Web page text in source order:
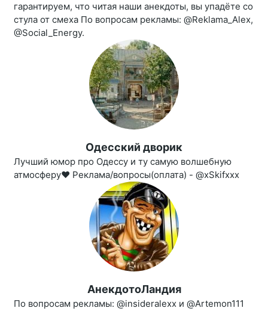
гарантируем, что читая наши анекдоты, вы упадёте со
стула от смеха По вопросам рекламы: @Reklama_Alex,
@Social_Energy.
Одесский дворик
Лучший юмор про Одессу и ту самую волшебную
атмосферу❤ Реклама/вопросы(оплата) - @xSkifxxx
АнекдотоЛандия
По вопросам рекламы: @insideralexx и @Artemon111